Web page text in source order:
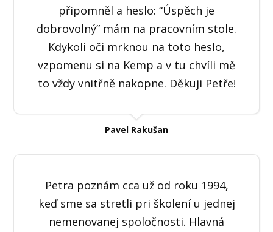
připomněl a heslo: “Úspěch je
dobrovolný” mám na pracovním stole.
Kdykoli oči mrknou na toto heslo,
vzpomenu si na Kemp a v tu chvíli mě
to vždy vnitřně nakopne. Děkuji Petře!
Pavel Rakušan
Petra poznám cca už od roku 1994,
keď sme sa stretli pri školení u jednej
nemenovanej spoločnosti. Hlavná